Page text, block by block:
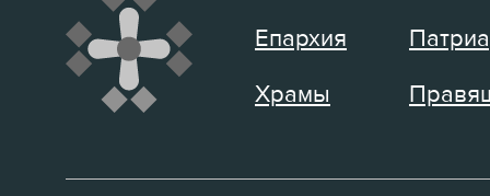
Епархия
Храмы